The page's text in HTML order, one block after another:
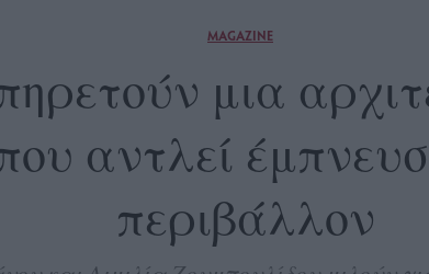
MAGAZINE
μια
αντλεί
περιβάλλον